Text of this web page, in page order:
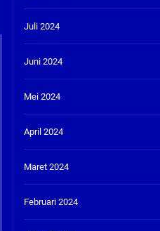
Juli 2024
Juni 2024
Mei 2024
April 2024
Maret 2024
Februari 2024